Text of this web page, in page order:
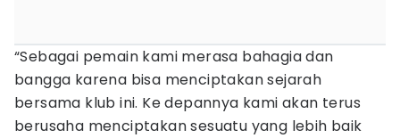
“Sebagai pemain kami merasa bahagia dan
bangga karena bisa menciptakan sejarah
bersama klub ini. Ke depannya kami akan terus
berusaha menciptakan sesuatu yang lebih baik